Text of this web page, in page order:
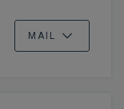
MAIL